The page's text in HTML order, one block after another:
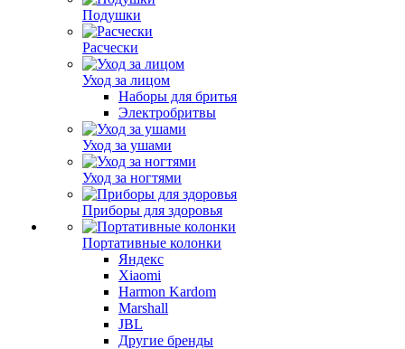
Подушки
Расчески
Уход за лицом
Наборы для бритья
Электробритвы
Уход за ушами
Уход за ногтями
Приборы для здоровья
Портативные колонки
Яндекс
Xiaomi
Harmon Kardom
Marshall
JBL
Другие бренды